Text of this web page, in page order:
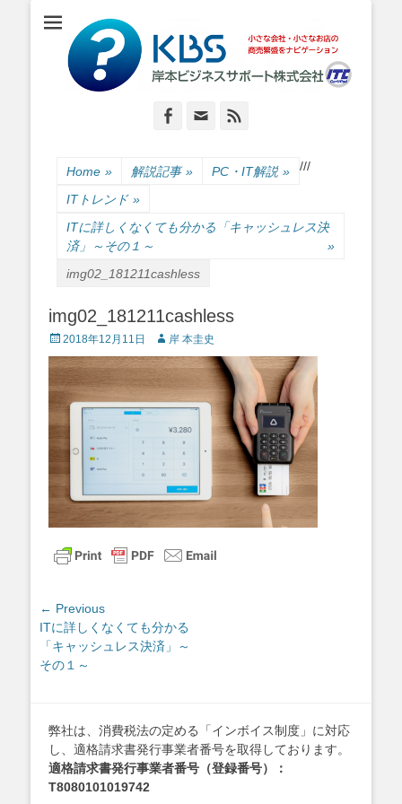
岸本ビジネスサポ
ート株式会社
小さな会社・小さなお店のIT経営をナビゲーション
Facebook
Email
Home » 解説記事 » /
PC・IT解説 » /
ITトレンド »
/
ITに詳しくなくても分かる「キャッシュレス決
済」～その１～
»
img02_181211cashless
img02_181211cashless
Posted
on
2018年12月11日 Author
岸 本圭史
投
稿
ナ
ビ
シ
ョ
ン
← Previous
Previous
post:
ITに詳しくなくても分かる
「キャッシュレス決済」～
その１～
弊社は、消費税法の定める「インボイス制度」に対応
し、適格請求書発行事業者番号を取得しております。
適格請求書発行事業者番号（登録番号）：
T8080101019742